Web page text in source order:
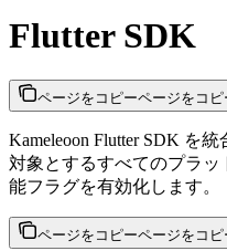
Flutter SDK
ページをコピーページをコピ
Kameleoon Flutter SDK を
対象とするすべてのプラ
能フラグを有効化します。
ページをコピーページをコピ